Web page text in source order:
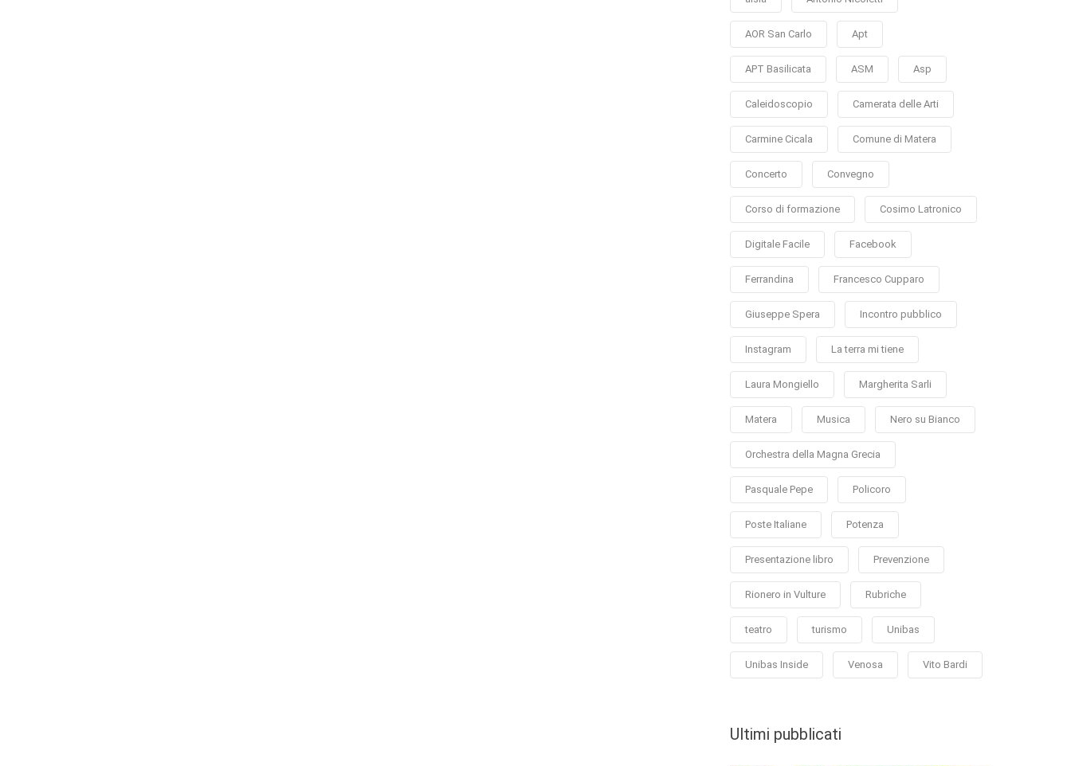
AOR San Carlo Apt
APT Basilicata ASM Asp
Caleidoscopio Camerata delle Arti
Carmine Cicala Comune di Matera
Concerto Convegno
Corso di formazione Cosimo Latronico
Digitale Facile Facebook
Ferrandina Francesco Cupparo
Giuseppe Spera Incontro pubblico
Instagram La terra mi tiene
Laura Mongiello Margherita Sarli
Matera Musica Nero su Bianco
Orchestra della Magna Grecia
Pasquale Pepe Policoro
Poste Italiane Potenza
Presentazione libro Prevenzione
Rionero in Vulture Rubriche
teatro turismo Unibas
Unibas Inside Venosa Vito Bardi
Ultimi pubblicati